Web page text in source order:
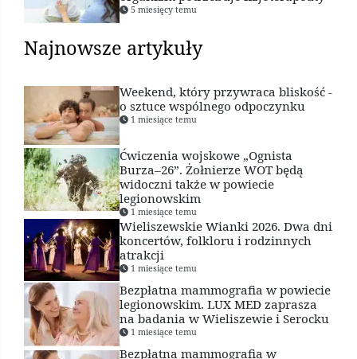
5 miesięcy temu
Najnowsze artykuły
Weekend, który przywraca bliskość -
o sztuce wspólnego odpoczynku
1 miesiące temu
Ćwiczenia wojskowe „Ognista
Burza–26”. Żołnierze WOT będą
widoczni także w powiecie
legionowskim
1 miesiące temu
Wieliszewskie Wianki 2026. Dwa dni
koncertów, folkloru i rodzinnych
atrakcji
1 miesiące temu
Bezpłatna mammografia w powiecie
legionowskim. LUX MED zaprasza
na badania w Wieliszewie i Serocku
1 miesiące temu
Bezpłatna mammografia w